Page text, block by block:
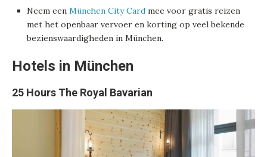
Neem een München City Card mee voor gratis reizen
met het openbaar vervoer en korting op veel bekende
bezienswaardigheden in München.
Hotels in München
25 Hours The Royal Bavarian